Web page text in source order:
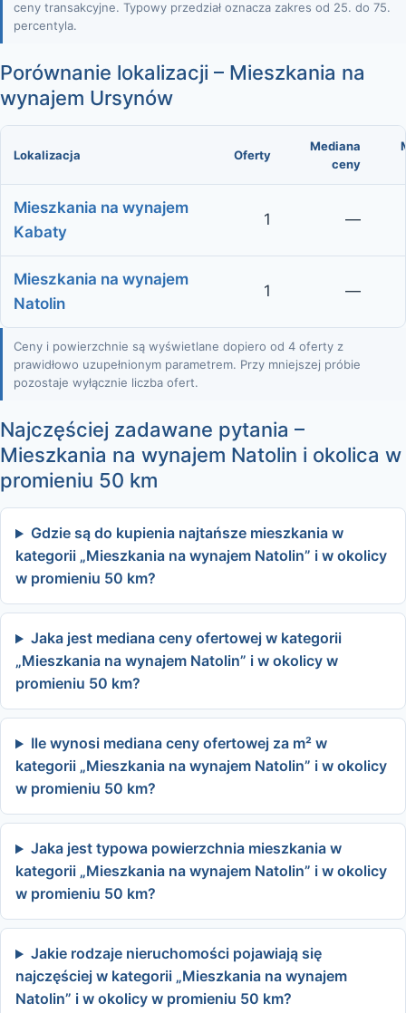
ceny transakcyjne. Typowy przedział oznacza zakres od 25. do 75.
percentyla.
Porównanie lokalizacji – Mieszkania na
wynajem Ursynów
Lokalizacja Oferty
Mediana
ceny
Mieszkania na wynajem
Kabaty
1 —
Mieszkania na wynajem
Natolin
1 —
Ceny i powierzchnie są wyświetlane dopiero od 4 oferty z
prawidłowo uzupełnionym parametrem. Przy mniejszej próbie
pozostaje wyłącznie liczba ofert.
Najczęściej zadawane pytania –
Mieszkania na wynajem Natolin i okolica w
promieniu 50 km
Gdzie są do kupienia najtańsze mieszkania w
kategorii „Mieszkania na wynajem Natolin” i w okolicy
w promieniu 50 km?
Jaka jest mediana ceny ofertowej w kategorii
„Mieszkania na wynajem Natolin” i w okolicy w
promieniu 50 km?
Ile wynosi mediana ceny ofertowej za m² w
kategorii „Mieszkania na wynajem Natolin” i w okolicy
w promieniu 50 km?
Jaka jest typowa powierzchnia mieszkania w
kategorii „Mieszkania na wynajem Natolin” i w okolicy
w promieniu 50 km?
Jakie rodzaje nieruchomości pojawiają się
najczęściej w kategorii „Mieszkania na wynajem
Natolin” i w okolicy w promieniu 50 km?